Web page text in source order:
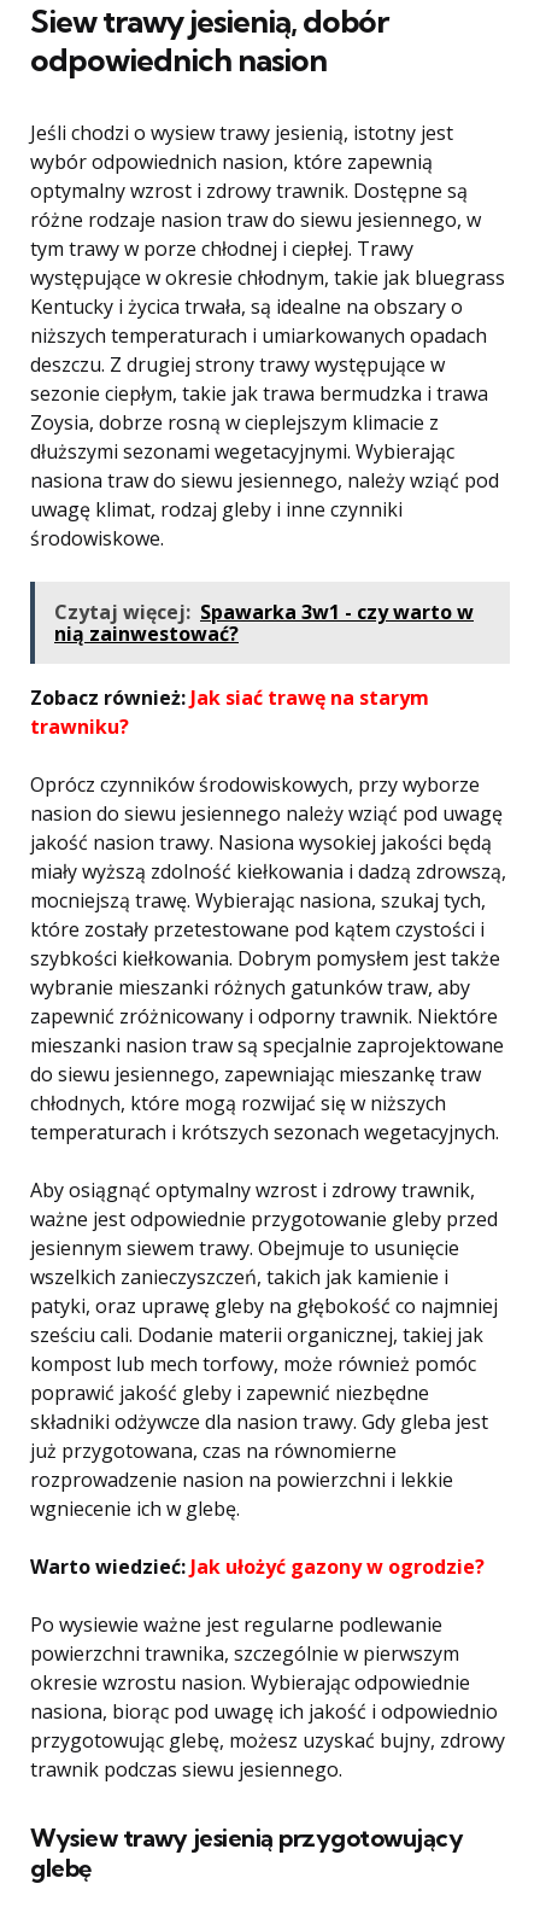
Siew trawy jesienią, dobór
odpowiednich nasion
Jeśli chodzi o wysiew trawy jesienią, istotny jest
wybór odpowiednich nasion, które zapewnią
optymalny wzrost i zdrowy trawnik. Dostępne są
różne rodzaje nasion traw do siewu jesiennego, w
tym trawy w porze chłodnej i ciepłej. Trawy
występujące w okresie chłodnym, takie jak bluegrass
Kentucky i życica trwała, są idealne na obszary o
niższych temperaturach i umiarkowanych opadach
deszczu. Z drugiej strony trawy występujące w
sezonie ciepłym, takie jak trawa bermudzka i trawa
Zoysia, dobrze rosną w cieplejszym klimacie z
dłuższymi sezonami wegetacyjnymi. Wybierając
nasiona traw do siewu jesiennego, należy wziąć pod
uwagę klimat, rodzaj gleby i inne czynniki
środowiskowe.
Czytaj więcej: Spawarka 3w1 - czy warto w
nią zainwestować?
Zobacz również: Jak siać trawę na starym
trawniku?
Oprócz czynników środowiskowych, przy wyborze
nasion do siewu jesiennego należy wziąć pod uwagę
jakość nasion trawy. Nasiona wysokiej jakości będą
miały wyższą zdolność kiełkowania i dadzą zdrowszą,
mocniejszą trawę. Wybierając nasiona, szukaj tych,
które zostały przetestowane pod kątem czystości i
szybkości kiełkowania. Dobrym pomysłem jest także
wybranie mieszanki różnych gatunków traw, aby
zapewnić zróżnicowany i odporny trawnik. Niektóre
mieszanki nasion traw są specjalnie zaprojektowane
do siewu jesiennego, zapewniając mieszankę traw
chłodnych, które mogą rozwijać się w niższych
temperaturach i krótszych sezonach wegetacyjnych.
Aby osiągnąć optymalny wzrost i zdrowy trawnik,
ważne jest odpowiednie przygotowanie gleby przed
jesiennym siewem trawy. Obejmuje to usunięcie
wszelkich zanieczyszczeń, takich jak kamienie i
patyki, oraz uprawę gleby na głębokość co najmniej
sześciu cali. Dodanie materii organicznej, takiej jak
kompost lub mech torfowy, może również pomóc
poprawić jakość gleby i zapewnić niezbędne
składniki odżywcze dla nasion trawy. Gdy gleba jest
już przygotowana, czas na równomierne
rozprowadzenie nasion na powierzchni i lekkie
wgniecenie ich w glebę.
Warto wiedzieć: Jak ułożyć gazony w ogrodzie?
Po wysiewie ważne jest regularne podlewanie
powierzchni trawnika, szczególnie w pierwszym
okresie wzrostu nasion. Wybierając odpowiednie
nasiona, biorąc pod uwagę ich jakość i odpowiednio
przygotowując glebę, możesz uzyskać bujny, zdrowy
trawnik podczas siewu jesiennego.
Wysiew trawy jesienią przygotowujący
glebę